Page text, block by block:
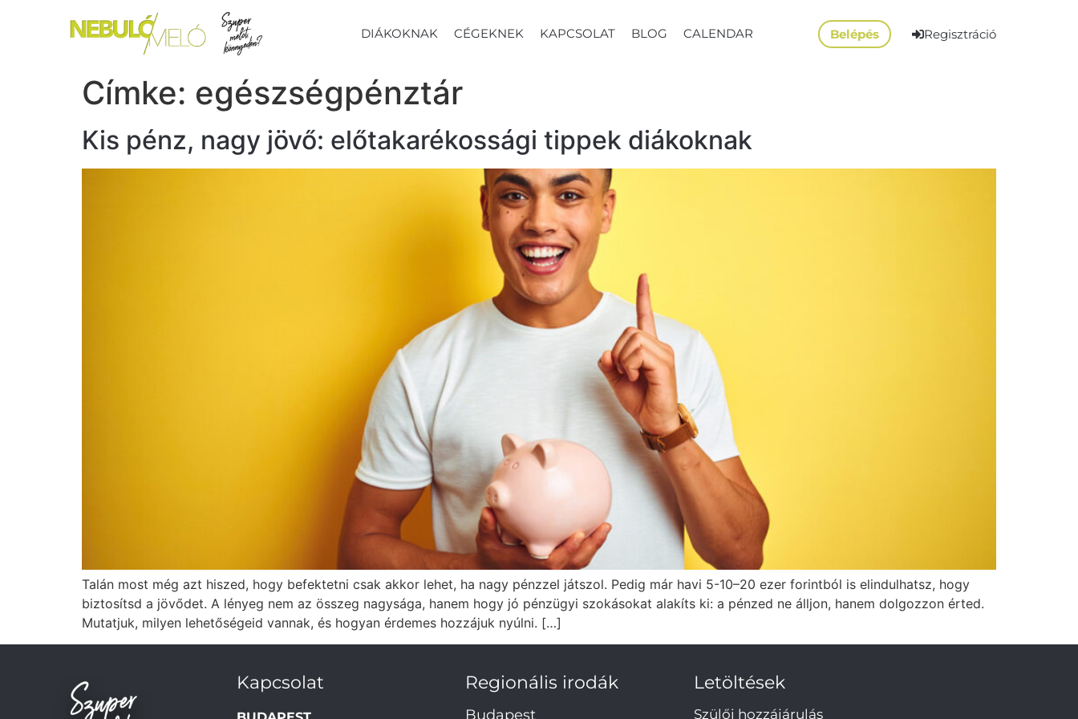
DIÁKOKNAK CÉGEKNEK KAPCSOLAT BLOG CALENDAR Belépés Regisztráció
Címke: egészségpénztár
Kis pénz, nagy jövő: előtakarékossági tippek diákoknak
Talán most még azt hiszed, hogy befektetni csak akkor lehet, ha nagy pénzzel játszol. Pedig már havi 5-10–20 ezer forintból is elindulhatsz, hogy
biztosítsd a jövődet. A lényeg nem az összeg nagysága, hanem hogy jó pénzügyi szokásokat alakíts ki: a pénzed ne álljon, hanem dolgozzon érted.
Mutatjuk, milyen lehetőségeid vannak, és hogyan érdemes hozzájuk nyúlni. […]
Kapcsolat Regionális irodák
Budapest
Letöltések
Szülői hozzájárulás